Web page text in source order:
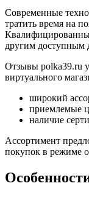
Современные
тратить время на
другим доступным
Отзывы polka39.ru
виртуального
широкий
приемлемые
наличие
Ассортимент
покупок в режиме